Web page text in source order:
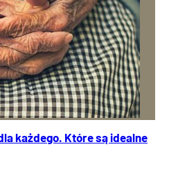
każdego. Które są idealne